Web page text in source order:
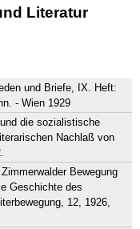
Literatur
und Briefe, IX. Heft:
- Wien 1929
die sozialistische
Nachlaß von
Bewegung
Geschichte des
12, 1926,